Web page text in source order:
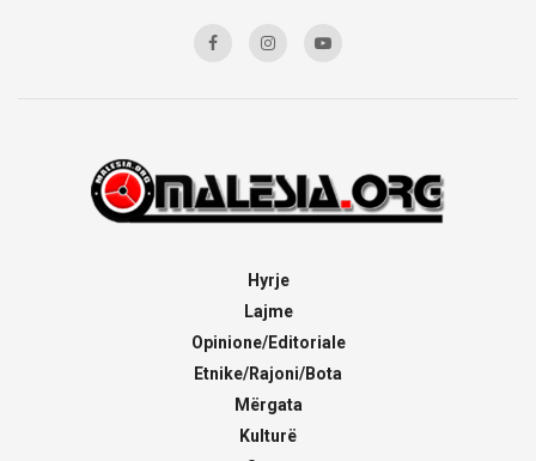
Hyrje
Lajme
Opinione/Editoriale
Etnike/Rajoni/Bota
Mërgata
Kulturë